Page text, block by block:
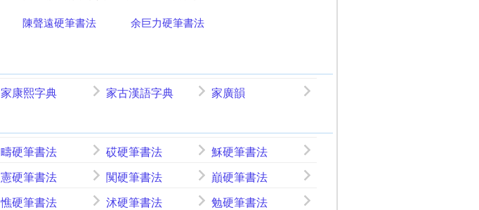
陳聲遠硬筆書法 余巨力硬筆書法
家康熙字典 家古漢語字典 家廣韻
疇硬筆書法 砹硬筆書法 穌硬筆書法
憲硬筆書法 闃硬筆書法 巔硬筆書法
憔硬筆書法 沭硬筆書法 勉硬筆書法